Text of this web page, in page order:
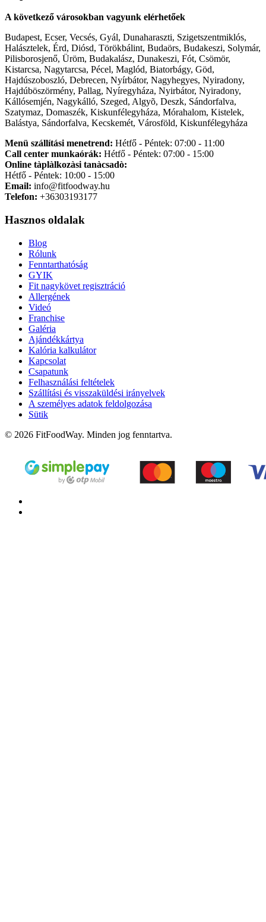
A következő városokban vagyunk elérhetőek
Budapest, Ecser, Vecsés, Gyál, Dunaharaszti, Szigetszentmiklós,
Halásztelek, Érd, Diósd, Törökbálint, Budaörs, Budakeszi, Solymár,
Pilisborosjenő, Üröm, Budakalász, Dunakeszi, Fót, Csömör,
Kistarcsa, Nagytarcsa, Pécel, Maglód, Biatorbágy, Göd,
Hajdúszoboszló, Debrecen, Nyírbátor, Nagyhegyes, Nyiradony,
Hajdúböszörmény, Pallag, Nyíregyháza, Nyirbátor, Nyiradony,
Kállósemjén, Nagykálló, Szeged, Algyõ, Deszk, Sándorfalva,
Szatymaz, Domaszék, Kiskunfélegyháza, Mórahalom, Kistelek,
Balástya, Sándorfalva, Kecskemét, Városföld, Kiskunfélegyháza
Menü szállítási menetrend: Hétfő - Péntek: 07:00 - 11:00
Call center munkaórák: Hétfő - Péntek: 07:00 - 15:00
Online tàplàlkozàsi tanàcsadò:
Hétfő - Péntek: 10:00 - 15:00
Email: info@fitfoodway.hu
Telefon: +36303193177
Hasznos oldalak
Blog
Rólunk
Fenntarthatóság
GYIK
Fit nagykövet regisztráció
Allergének
Videó
Franchise
Galéria
Ajándékkártya
Kalória kalkulátor
Kapcsolat
Csapatunk
Felhasználási feltételek
Szállítási és visszaküldési irányelvek
A személyes adatok feldolgozása
Sütik
© 2026 FitFoodWay. Minden jog fenntartva.